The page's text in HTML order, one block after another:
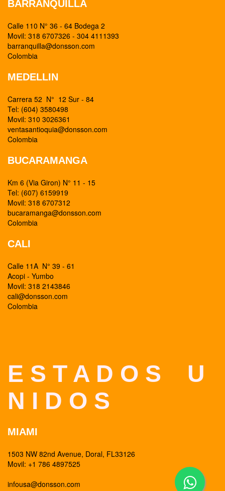
BARRANQUILLA
Calle 110 N° 36 - 64 Bodega 2
Movil: 318 6707326 - 304 4111393
barranquilla@donsson.com
Colombia
MEDELLIN
Carrera 52 N° 12 Sur - 84
Tel: (604) 3580498
Movil: 310 3026361
ventasantioquia@donsson.com
Colombia
BUCARAMANGA
Km 6 (Via Giron) N° 11 - 15
Tel: (607) 6159919
Movil: 318 6707312
bucaramanga@donsson.com
Colombia
CALI
Calle 11A N° 39 - 61
Acopi - Yumbo
Movil: 318 2143846
cali@donsson.com
Colombia
E S T A D O S U
N I D O S
MIAMI
1503 NW 82nd Avenue, Doral, FL33126
Movil: +1 786 4897525
infousa@donsson.com